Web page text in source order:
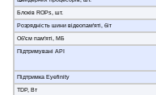
Блоків ROPs, шт.
Розрядність шини відеопам'яті, біт
Об'єм пам'яті, МБ
Підтримувані API
Підтримка Eyefinity
TDP, Вт